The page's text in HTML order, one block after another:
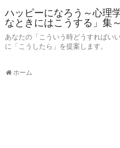
ハッピーになろう～心理
なときにはこうする」集～
あなたの「こういう時どうすればい
に「こうしたら」を提案します。
ホーム